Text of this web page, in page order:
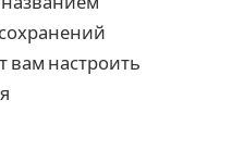
вам настроить